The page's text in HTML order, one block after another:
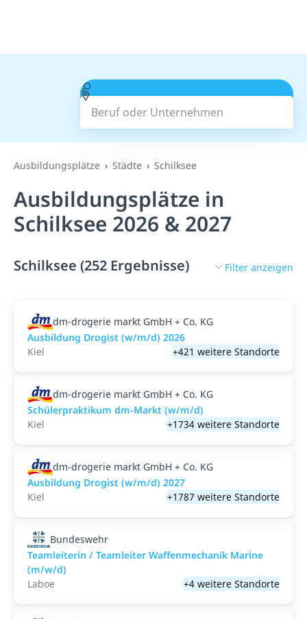
Beruf oder Unternehmen
Suchen
Ausbildungsplätze Städte Schilksee
Ausbildungsplätze in
Schilksee 2026 & 2027
Schilksee (252 Ergebnisse) Filter anzeigen
dm-drogerie markt GmbH + Co. KG
Ausbildung Drogist (w/m/d) 2026
Kiel
+421 weitere Standorte
dm-drogerie markt GmbH + Co. KG
Schülerpraktikum dm-Markt (w/m/d)
Kiel
+1734 weitere Standorte
dm-drogerie markt GmbH + Co. KG
Ausbildung Drogist (w/m/d) 2027
Kiel
+1787 weitere Standorte
Bundeswehr
Teamleiterin / Teamleiter Waffenmechanik Marine
(m/w/d)
Laboe
+4 weitere Standorte